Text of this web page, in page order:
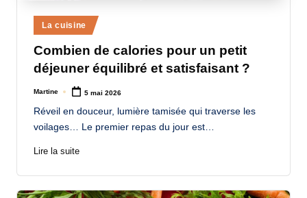
Posted
in
La cuisine
Combien de calories pour un petit
déjeuner équilibré et satisfaisant ?
Posted
Martine 5 mai 2026
Réveil en douceur, lumière tamisée qui traverse les
voilages… Le premier repas du jour est…
Lire la suite